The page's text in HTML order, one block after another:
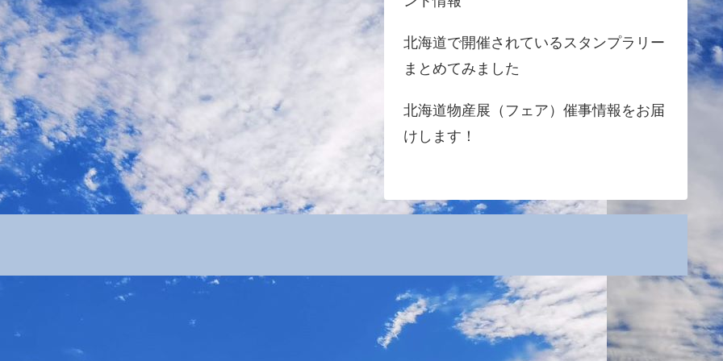
北海道で開催されているスタンプラリー
まとめてみました
北海道物産展（フェア）催事情報をお届
けします！